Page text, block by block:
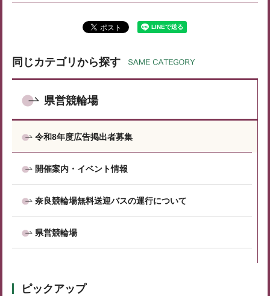
同じカテゴリから探す
県営競輪場
令和8年度広告掲出者募集
開催案内・イベント情報
奈良競輪場無料送迎バスの運行について
県営競輪場
ピックアップ